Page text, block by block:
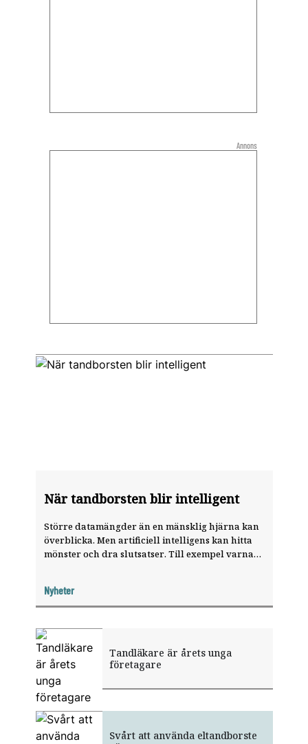
När tandborsten blir intelligent
Större datamängder än en mänsklig hjärna kan
överblicka. Men artificiell intelligens kan hitta
mönster och dra slutsatser. Till exempel varna
Nyheter
Tandläkare är årets unga
företagare
Svårt att använda eltandborste
Annons